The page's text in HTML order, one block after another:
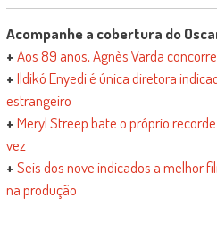
Acompanhe a cobertura do
+Aos 89 anos, Agnès Varda
+Ildikó Enyedi é única diretora
estrangeiro
+Meryl Streep bate o próprio
vez
+Seis dos nove indicados a melhor
na produção